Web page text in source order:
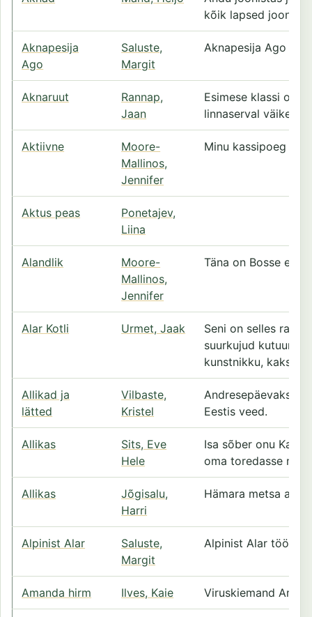
kõik lapsed
Aknapesija
Ago
Saluste,
Margit
Aknapesija Ago
Aknaruut
Rannap,
Jaan
Esimese klassi
linnaserval väikeses
Aktiivne
Moore-
Mallinos,
Jennifer
Minu kassipoeg
Aktus peas
Ponetajev,
Liina
Alandlik
Moore-
Mallinos,
Jennifer
Täna on Bosse
Alar Kotli Urmet, Jaak
Seni on selles
suurkujud
kunstnikku, kaks
Allikad ja
lätted
Vilbaste,
Kristel
Andresepäevaks
Eestis veed.
Allikas
Sits, Eve
Hele
Isa sõber onu
oma toredasse
Allikas
Jõgisalu,
Harri
Hämara metsa all
Alpinist Alar
Saluste,
Margit
Alpinist Alar töötab
Amanda hirm Ilves, Kaie Viruskiemand